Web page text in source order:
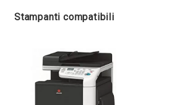
Stampanti compatibili